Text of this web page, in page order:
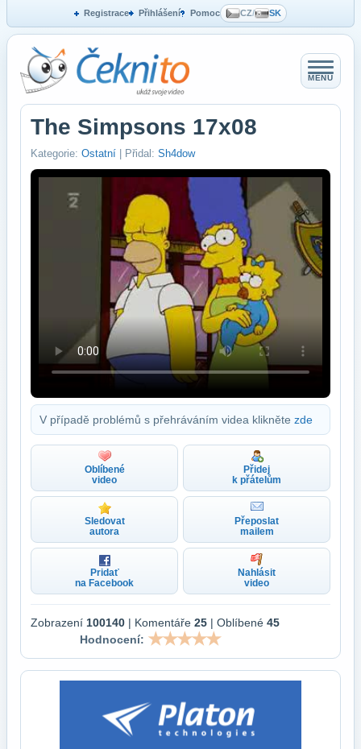
Registrace Přihlášení Pomoc CZ/ SK
MENU
The Simpsons 17x08
Kategorie: Ostatní | Přidal: Sh4dow
V případě problémů s přehráváním videa klikněte zde
Oblíbené
video
Přidej
k přátelům
Sledovat
autora
Přeposlat
mailem
Pridať
na Facebook
Nahlásit
video
Zobrazení 100140 | Komentáře 25 | Oblíbené 45
Hodnocení: